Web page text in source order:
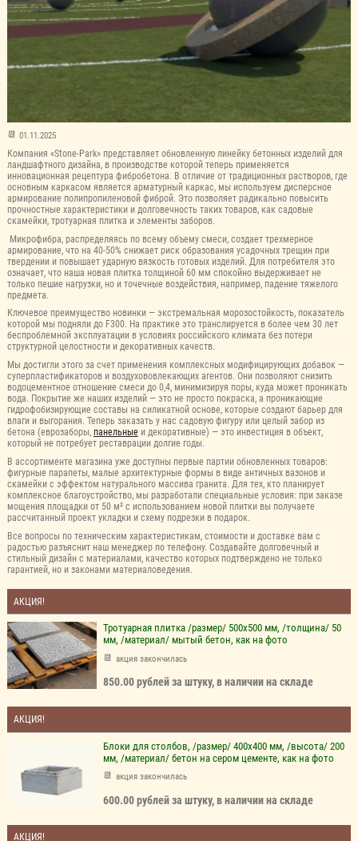
01.11.2025
Компания «Stone-Park» представляет обновленную линейку бетонных изделий для
ландшафтного дизайна, в производстве которой теперь применяется
инновационная рецептура фибробетона. В отличие от традиционных растворов, где
основным каркасом является арматурный каркас, мы используем дисперсное
армирование полипропиленовой фиброй. Это позволяет радикально повысить
прочностные характеристики и долговечность таких товаров, как садовые
скамейки, тротуарная плитка и элементы заборов.
Микрофибра, распределяясь по всему объему смеси, создает трехмерное
армирование, что на 40-50% снижает риск образования усадочных трещин при
твердении и повышает ударную вязкость готовых изделий. Для потребителя это
означает, что наша новая плитка толщиной 60 мм спокойно выдерживает не
только пешие нагрузки, но и точечные воздействия, например, падение тяжелого
предмета.
Ключевое преимущество новинки — экстремальная морозостойкость, показатель
которой мы подняли до F300. На практике это транслируется в более чем 30 лет
беспроблемной эксплуатации в условиях российского климата без потери
структурной целостности и декоративных качеств.
Мы достигли этого за счет применения комплексных модифицирующих добавок —
суперпластификаторов и воздухововлекающих агентов. Они позволяют снизить
водоцементное отношение смеси до 0,4, минимизируя поры, куда может проникать
вода. Покрытие же наших изделий — это не просто покраска, а проникающие
гидрофобизирующие составы на силикатной основе, которые создают барьер для
влаги и выгорания. Теперь заказать у нас садовую фигуру или целый забор из
бетона (еврозаборы, панельныеи декоративные) — это инвестиция в объект,
который не потребует реставрации долгие годы.
В ассортименте магазина уже доступны первые партии обновленных товаров:
фигурные парапеты, малые архитектурные формы в виде античных вазонов и
скамейки с эффектом натурального массива гранита. Для тех, кто планирует
комплексное благоустройство, мы разработали специальные условия: при заказе
мощения площадки от 50 м² с использованием новой плитки вы получаете
рассчитанный проект укладки и схему подрезки в подарок.
Все вопросы по техническим характеристикам, стоимости и доставке вам с
радостью разъяснит наш менеджер по телефону. Создавайте долговечный и
стильный дизайн с материалами, качество которых подтверждено не только
гарантией, но и законами материаловедения.
АКЦИЯ!
Тротуарная плитка /размер/ 500х500 мм, /толщина/ 50
мм, /материал/ мытый бетон, как на фото
акция закончилась
850.00 рублей за штуку, в наличии на складе
АКЦИЯ!
Блоки для столбов, /размер/ 400х400 мм, /высота/ 200
мм, /материал/ бетон на сером цементе, как на фото
акция закончилась
600.00 рублей за штуку, в наличии на складе
АКЦИЯ!